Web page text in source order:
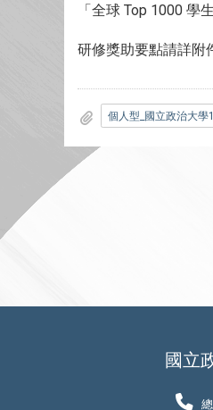
「全球 Top 1000 學
研修獎助要點請詳附
國立